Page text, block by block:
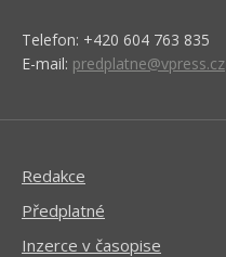
Telefon: +420 604 763 835
E-mail: predplatne@vpress.cz
Redakce
Předplatné
Inzerce v časopise